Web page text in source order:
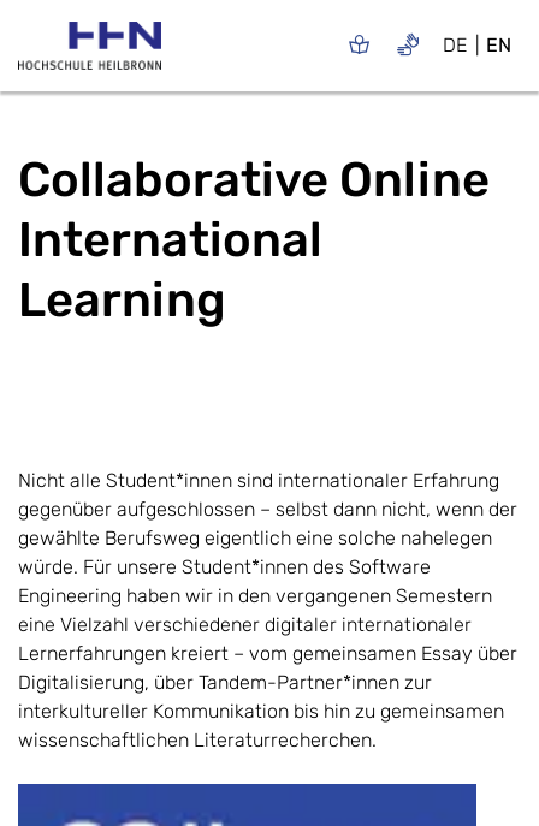
DE EN
Collaborative Online
International
Learning
Nicht alle Student*innen sind internationaler Erfahrung
gegenüber aufgeschlossen – selbst dann nicht, wenn der
gewählte Berufsweg eigentlich eine solche nahelegen
würde. Für unsere Student*innen des Software
Engineering haben wir in den vergangenen Semestern
eine Vielzahl verschiedener digitaler internationaler
Lernerfahrungen kreiert – vom gemeinsamen Essay über
Digitalisierung, über Tandem-Partner*innen zur
interkultureller Kommunikation bis hin zu gemeinsamen
wissenschaftlichen Literaturrecherchen.